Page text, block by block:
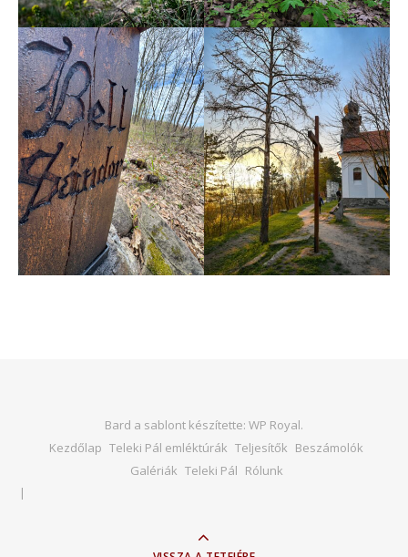
Bard a sablont készítette: WP Royal.
Kezdőlap Teleki Pál emléktúrák Teljesítők Beszámolók
Galériák Teleki Pál Rólunk